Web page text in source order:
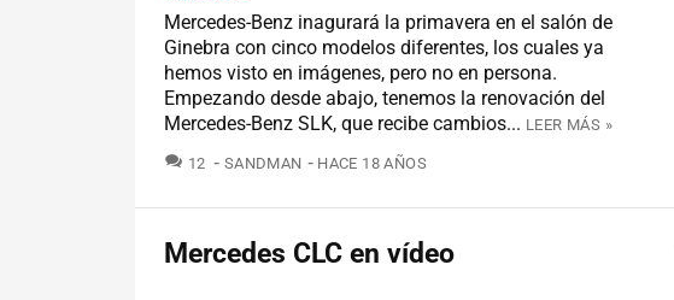
Mercedes-Benz inagurará la primavera en el salón de
Ginebra con cinco modelos diferentes, los cuales ya
hemos visto en imágenes, pero no en persona.
Empezando desde abajo, tenemos la renovación del
Mercedes-Benz SLK, que recibe cambios... LEER MÁS »
12 COMENTARIOS
SANDMAN HACE 18 AÑOS
Mercedes CLC en vídeo